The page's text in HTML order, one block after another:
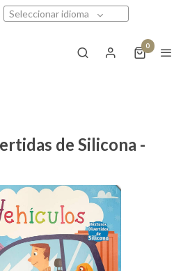
Seleccionar idioma
0
de Silicona -